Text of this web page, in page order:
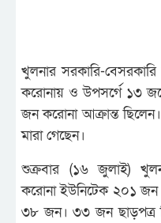
খুলনার সরকারি-
করোনায় ও উপসর্গে ১৩
জন করোনা আক্রান্ত
মারা গেছেন।
শুক্রবার (১৬ জুলাই)
করোনা ইউনিটেক ২০১ জন
৩৮ জন। ৩৩ জন ছাড়পত্র